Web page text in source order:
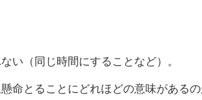
い（同じ時間にすることなど）。
命とることにどれほどの意味がある